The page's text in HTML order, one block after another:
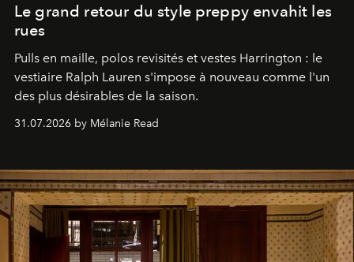
Le grand retour du style preppy envahit les
rues
Pulls en maille, polos revisités et vestes Harrington : le
vestiaire Ralph Lauren s'impose à nouveau comme l'un
des plus désirables de la saison.
31.07.2026 by Mélanie Read